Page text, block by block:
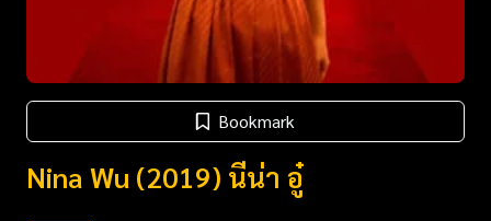
Bookmark
Nina Wu (2019) นีน่า อู๋